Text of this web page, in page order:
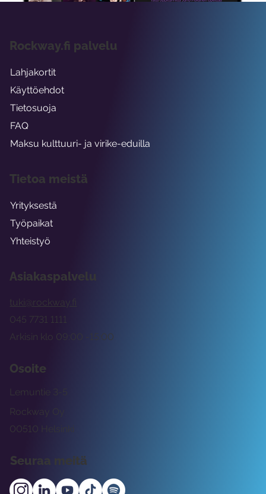
Asiakaspalvelu
tuki@rockway.fi
Arkisin klo 09:00 -15:00
045 7731 1111
Osoite
Rockway Oy
Lemuntie 3-5
00510 Helsinki
Seuraa meitä
Rockway.fi palvelu
Lahjakortit
Käyttöehdot
Tietosuoja
FAQ
Maksu kulttuuri- ja virike-eduilla
Tietoa meistä
Yrityksestä
Työpaikat
Yhteistyö